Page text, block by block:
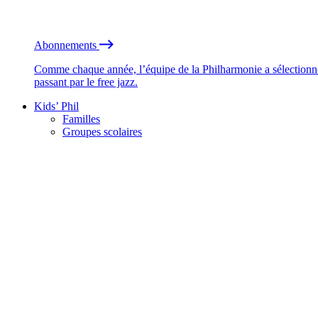
Abonnements
Comme chaque année, l’équipe de la Philharmonie a
passant par le free jazz.
Kids’ Phil
Familles
Groupes scolaires